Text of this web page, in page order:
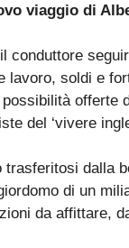
viaggio di
conduttore
soldi e
offerte
del ‘vivere
dalla
di un
da affittare,